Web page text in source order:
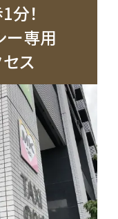
！
ー専用
ス